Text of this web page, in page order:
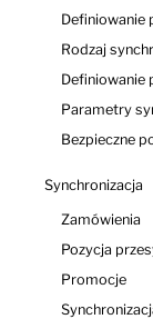
Definiowanie
Rodzaj
Definiowanie
Parametry
Bezpieczne
Synchronizacja
Zamówienia
Pozycja
Promocje